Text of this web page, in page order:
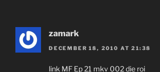
zamark
DECEMBER 18, 2010 AT 21:38
link MF Ep 21 mkv 002 die roi